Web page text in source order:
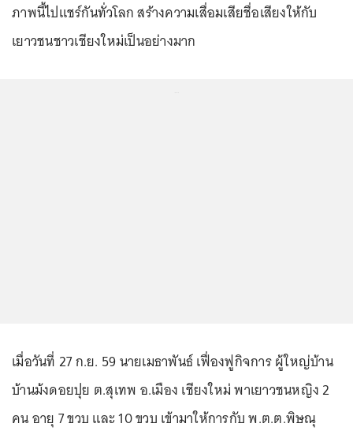
ภาพนี้ไปแชร์กันทั่วโลก สร้างความเสื่อมเสียชื่อเสียงให้กับ
เยาวชนชาวเชียงใหม่เป็นอย่างมาก
เมื่อวันที่ 27 ก.ย. 59 นายเมธาพันธ์ เฟื่องฟูกิจการ ผู้ใหญ่บ้าน
บ้านม้งดอยปุย ต.สุเทพ อ.เมือง เชียงใหม่ พาเยาวชนหญิง 2
คน อายุ 7 ขวบ และ 10 ขวบ เข้ามาให้การกับ พ.ต.ต.พิษณุ